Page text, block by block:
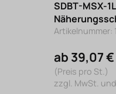
SDBT-MSX-
Artikelnummer:
ab 39,07 €
(Preis pro St.)
zzgl. MwSt.